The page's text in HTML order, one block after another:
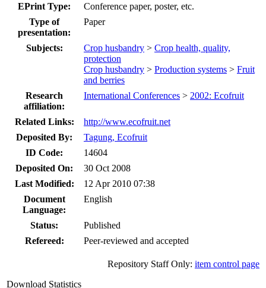
EPrint Type:
Conference paper, poster, etc.
Type of
presentation:
Paper
Subjects: Crop husbandry > Crop health, quality,
protection
Crop husbandry > Production systems > Fruit
and berries
Research
affiliation:
International Conferences > 2002: Ecofruit
Related Links:
http://www.ecofruit.net
Deposited By:
Tagung, Ecofruit
ID Code:
14604
Deposited On:
30 Oct 2008
Last Modified:
12 Apr 2010 07:38
Document
Language:
English
Status:
Published
Refereed:
Peer-reviewed and accepted
Repository Staff Only: item control page
Download Statistics